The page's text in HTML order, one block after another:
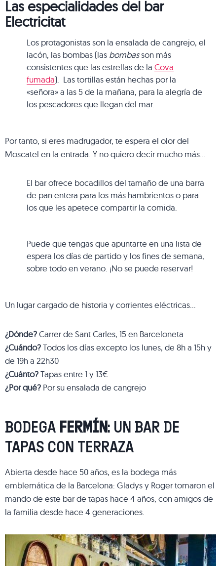
Las especialidades del bar
Electricitat
Los protagonistas son la ensalada de cangrejo, el
lacón, las bombas (las bombasson más
consistentes que las estrellas de laCova
fumada). Las tortillas están hechas por la
«señora» a las 5 de la mañana, para la alegría de
los pescadores que llegan del mar.
Por tanto, si eres madrugador, te espera el olor del
Moscatel en la entrada. Y no quiero decir mucho más…
El bar ofrece bocadillos del tamaño de una barra
de pan entera para los más hambrientos o para
los que les apetece compartir la comida.
Puede que tengas que apuntarte en una lista de
espera los días de partido y los fines de semana,
sobre todo en verano. ¡No se puede reservar!
Un lugar cargado de historia y corrientes eléctricas…
¿Dónde?Carrer de Sant Carles, 15 en Barceloneta
¿Cuándo?Todos los días excepto los lunes, de 8h a 15h y
de 19h a 22h30
¿Cuánto?Tapas entre 1 y 13€
¿Por qué?Por su ensalada de cangrejo
BODEGA FERMÍN: UN BAR DE
TAPAS CON TERRAZA
Abierta desde hace 50 años, es la bodega más
emblemática de la Barcelona: Gladys y Roger tomaron el
mando de este bar de tapas hace 4 años, con amigos de
la familia desde hace 4 generaciones.